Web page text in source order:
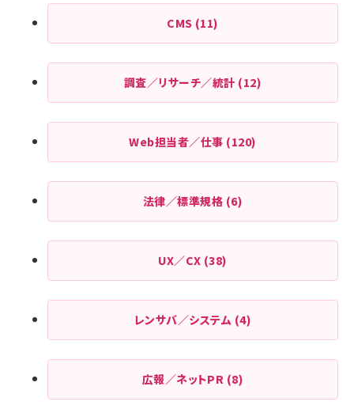
CMS (11)
調査／リサーチ／統計 (12)
Web担当者／仕事 (120)
法律／標準規格 (6)
UX／CX (38)
レンサバ／システム (4)
広報／ネットPR (8)